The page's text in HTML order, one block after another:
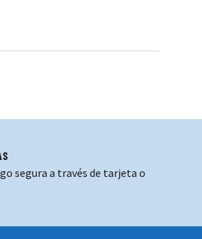
segura a través de tarjeta o